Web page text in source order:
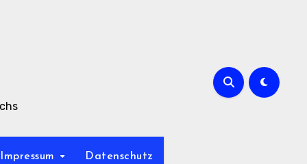
Impressum Datenschutz